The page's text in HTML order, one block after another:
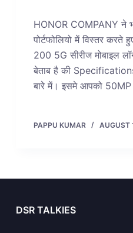
HONOR COMPANY ने
पोर्टफोलियो में विस्तर
200 5G सीरीज मोबाइल
बेताब है की
बारे में। इसमे आपको
PAPPU KUMAR AUGUST
DSR TALKIES